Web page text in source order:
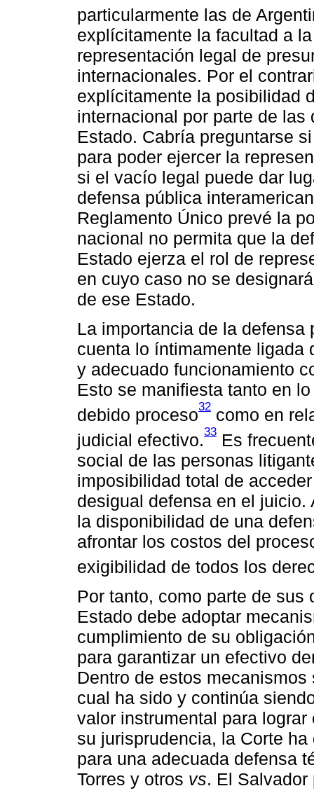
particularmente las de
explícitamente la facultad a
representación legal de
internacionales. Por el
explícitamente la posibilidad
internacional por parte de
Estado. Cabría preguntarse
para poder ejercer la
si el vacío legal puede dar
defensa pública
Reglamento Único prevé la
nacional no permita que la
Estado ejerza el rol de
en cuyo caso no se
de ese Estado.
La importancia de la
cuenta lo íntimamente ligada
y adecuado funcionamiento
Esto se manifiesta tanto en
debido proceso32 como en
judicial efectivo.33 Es
social de las personas
imposibilidad total de
desigual defensa en el
la disponibilidad de una
afrontar los costos del
exigibilidad de todos los
Por tanto, como parte de
Estado debe adoptar
cumplimiento de su
para garantizar un efectivo
Dentro de estos
cual ha sido y continúa
valor instrumental para
su jurisprudencia, la Corte
para una adecuada defensa
Torres y otros vs. El